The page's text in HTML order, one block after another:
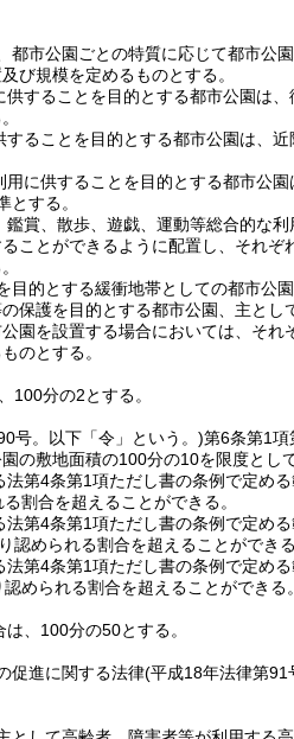
都市公園ごとの特質に応じて都市公
び規模を定めるものとする。
することを目的とする都市公園は
ることを目的とする都市公園は、
に供することを目的とする都市公
とする。
賞、散歩、遊戯、運動等総合的な
ことができるように配置し、それ
目的とする緩衝地帯としての都市
保護を目的とする都市公園、主と
園を設置する場合においては、そ
のとする。
100分の2とする。
号。以下「令」という。)第6条第1項
の敷地面積の100分の10を限度とし
第4条第1項ただし書の条例で定め
割合を超えることができる。
第4条第1項ただし書の条例で定め
認められる割合を超えることができる
第4条第1項ただし書の条例で定め
められる割合を超えることができる。
、100分の50とする。
促進に関する法律(平成18年法律第91